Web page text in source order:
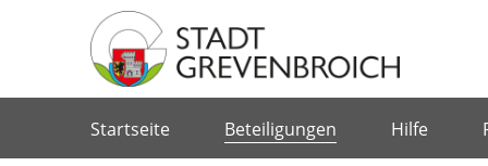
Startseite Beteiligungen Hilfe